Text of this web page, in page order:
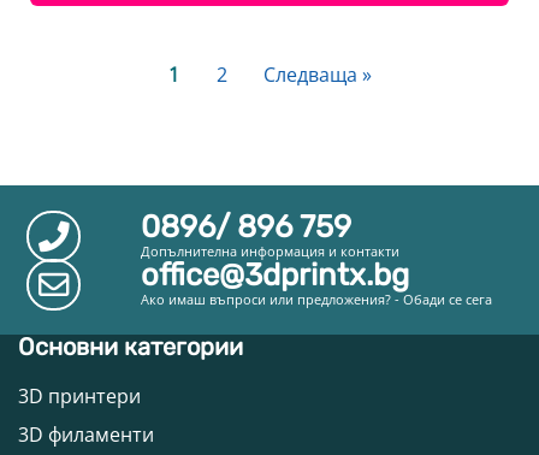
1 2 Следваща »
0896/ 896 759
Допълнителна информация и контакти
office@3dprintx.bg
Ако имаш въпроси или предложения? - Обади се сега
Основни категории
3D принтери
3D филаменти